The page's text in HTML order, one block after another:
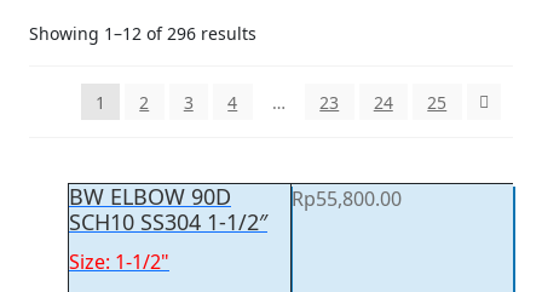
Showing 1–12 of 296 results
1 2 3 4 … 23 24 25
BW ELBOW 90D
SCH10 SS304 1-1/2″
Size: 1-1/2"
Rp55,800.00